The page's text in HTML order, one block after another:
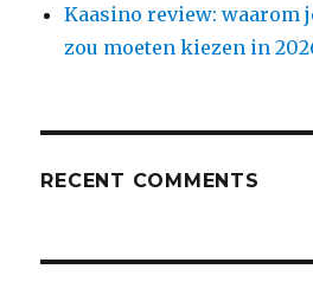
Kaasino review: waarom
zou moeten kiezen in
RECENT COMMENTS